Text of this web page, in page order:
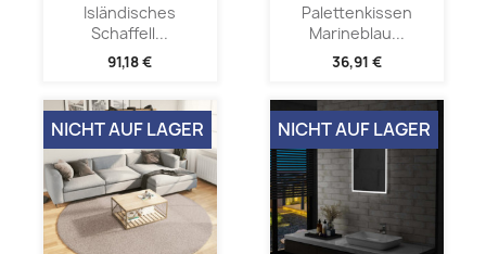
Isländisches
Schaffell...
91,18 €
Palettenkissen
Marineblau...
36,91 €
NICHT AUF LAGER NICHT AUF LAGER